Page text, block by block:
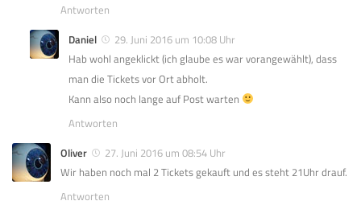
Antworten
Daniel
29. Juni 2016 um 10:08 Uhr
Hab wohl angeklickt (ich glaube es war vorangewählt), dass
man die Tickets vor Ort abholt.
Kann also noch lange auf Post warten
Antworten
Oliver
27. Juni 2016 um 08:54 Uhr
Wir haben noch mal 2 Tickets gekauft und es steht 21Uhr drauf.
Antworten